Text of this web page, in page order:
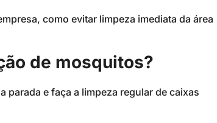
como evitar limpeza imediata da área
de mosquitos?
parada e faça a limpeza regular de caixas